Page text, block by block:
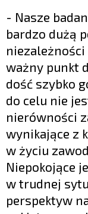
- Nasze
bardzo dużą
ważny punkt
dość szybko
do celu nie
nierówności
wynikające z
w życiu
Niepokojące
w trudnej
perspektyw